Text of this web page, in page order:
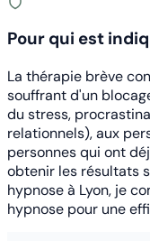
Pour qui est
La thérapie brève
souffrant d'un
du stress,
relationnels), aux
personnes qui ont
obtenir les résultats
hypnose à Lyon, je
hypnose pour une